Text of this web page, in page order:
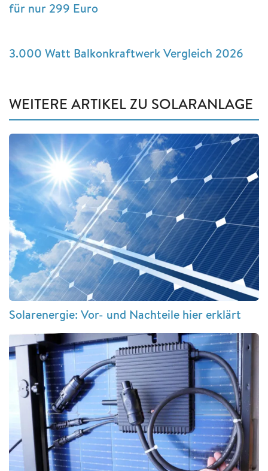
für nur 299 Euro
3.000 Watt Balkonkraftwerk Vergleich 2026
WEITERE ARTIKEL ZU SOLARANLAGE
Solarenergie: Vor- und Nachteile hier erklärt